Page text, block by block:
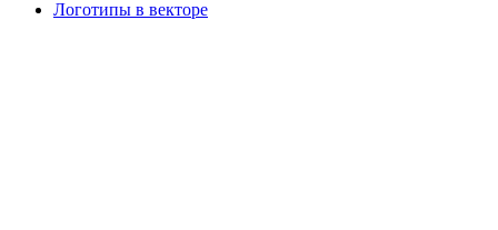
Логотипы в векторе